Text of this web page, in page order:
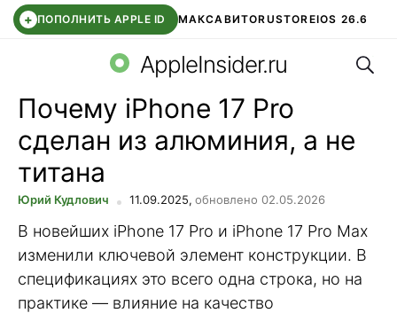
+ ПОПОЛНИТЬ APPLE ID МАКСАВИТОRUSTOREIOS 26.6
СБЕР КИДС ВТБ ОНЛАЙН ЧАТ В ROBLOX
AppleInsider.ru
Почему iPhone 17 Pro
сделан из алюминия, а не
титана
Юрий Кудлович 11.09.2025, обновлено 02.05.2026
В новейших iPhone 17 Pro и iPhone 17 Pro Max
изменили ключевой элемент конструкции. В
спецификациях это всего одна строка, но на
практике — влияние на качество